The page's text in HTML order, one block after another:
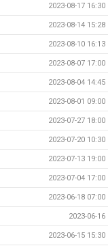
2023-08-17 16:30
2023-08-14 15:28
2023-08-10 16:13
2023-08-07 17:00
2023-08-04 14:45
2023-08-01 09:00
2023-07-27 18:00
2023-07-20 10:30
2023-07-13 19:00
2023-07-04 17:00
2023-06-18 07:00
2023-06-16
2023-06-15 15:30